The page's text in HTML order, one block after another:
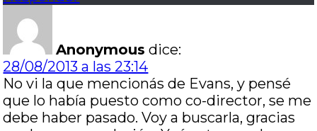
Anonymous dice:
28/08/2013 a las 23:14
No vi la que mencionás de Evans, y pensé
que lo había puesto como co-director, se me
debe haber pasado. Voy a buscarla, gracias